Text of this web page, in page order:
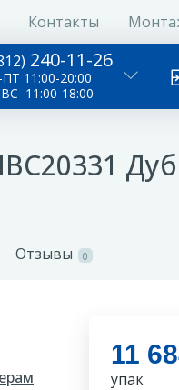
Контакты
240-11-26
11:00-20:00
11:00-18:00
Дуб
Отзывы 0
11
упак